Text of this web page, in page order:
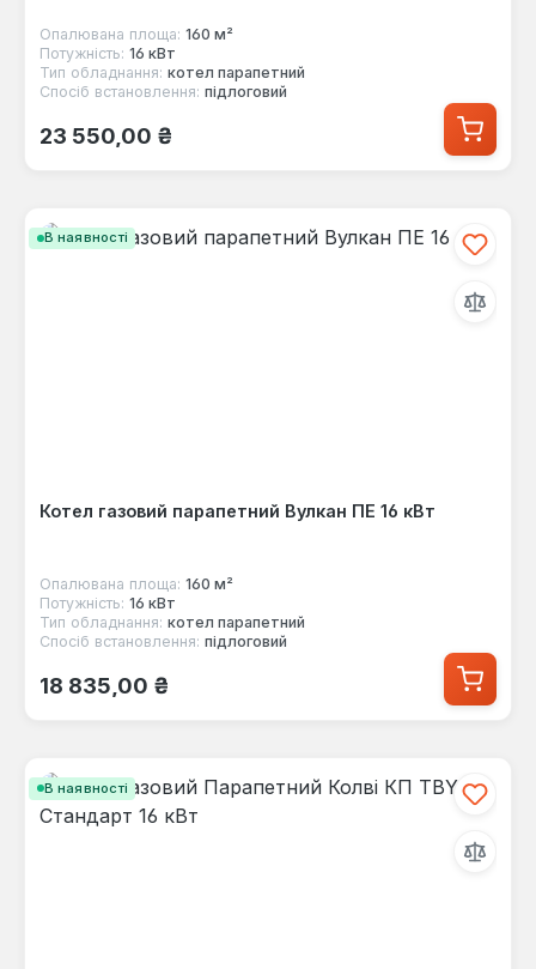
Опалювана площа: 160 м²
Потужність: 16 кВт
Тип обладнання: котел парапетний
Спосіб встановлення: підлоговий
Звичайна ціна:
23 550,00 ₴
В наявності
Котел газовий парапетний Вулкан ПЕ 16 кВт
Опалювана площа: 160 м²
Потужність: 16 кВт
Тип обладнання: котел парапетний
Спосіб встановлення: підлоговий
Звичайна ціна:
18 835,00 ₴
В наявності